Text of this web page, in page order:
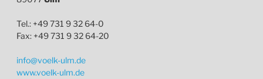
Tel.: +49 731 9 32 64-0
Fax: +49 731 9 32 64-20
info@voelk-ulm.de
www.voelk-ulm.de